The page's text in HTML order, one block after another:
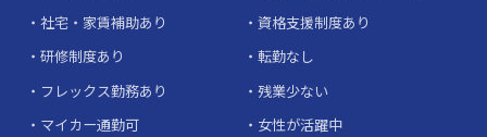
社宅・家賃補助あり
資格支援制度あり
研修制度あり
転勤なし
フレックス勤務あり
残業少ない
マイカー通勤可
女性が活躍中